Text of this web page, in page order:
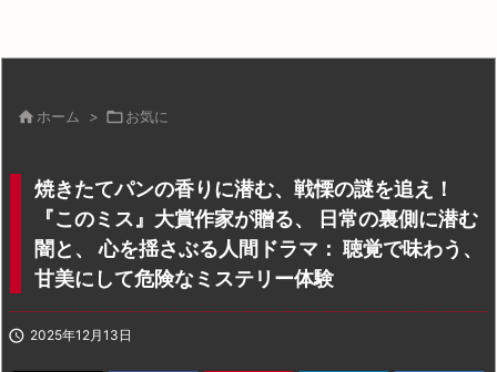
 ホーム > お気に
焼きたてパンの香りに潜む、戦慄の謎を追え！
『このミス』大賞作家が贈る、 日常の裏側に潜む
闇と、 心を揺さぶる人間ドラマ： 聴覚で味わう、
甘美にして危険なミステリー体験
 2025年12月13日